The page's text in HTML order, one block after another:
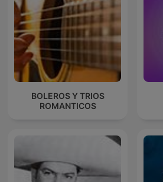
BOLEROS Y TRIOS
ROMANTICOS